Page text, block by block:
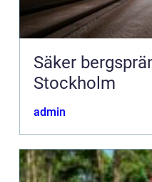
Säker
Stockholm
admin